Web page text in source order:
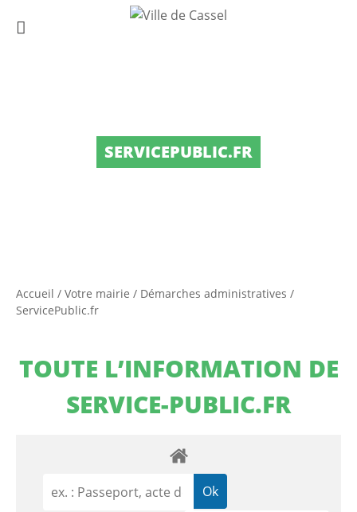
SERVICEPUBLIC.FR
Accueil / Votre mairie / Démarches administratives /
ServicePublic.fr
TOUTE L’INFORMATION DE
SERVICE-PUBLIC.FR